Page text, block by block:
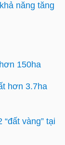
năng tăng
150ha
hơn 3.7ha
vàng” tại